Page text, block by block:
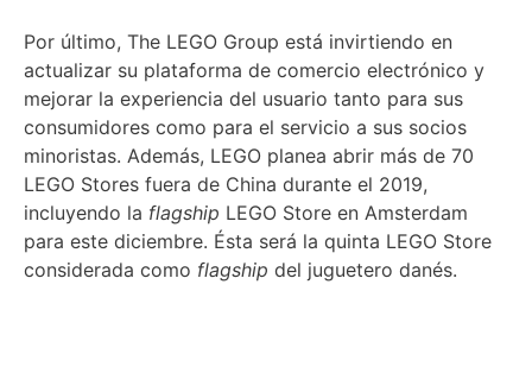
Por último, The LEGO Group está invirtiendo en
actualizar su plataforma de comercio electrónico y
mejorar la experiencia del usuario tanto para sus
consumidores como para el servicio a sus socios
minoristas. Además, LEGO planea abrir más de 70
LEGO Stores fuera de China durante el 2019,
incluyendo la flagship LEGO Store en Amsterdam
para este diciembre. Ésta será la quinta LEGO Store
considerada como flagship del juguetero danés.